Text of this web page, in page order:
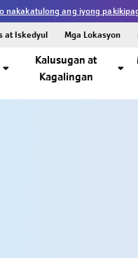
nakakatulong ang iyong
Kalusugan at
Kagalingan
at Iskedyul Mga Lokasyon